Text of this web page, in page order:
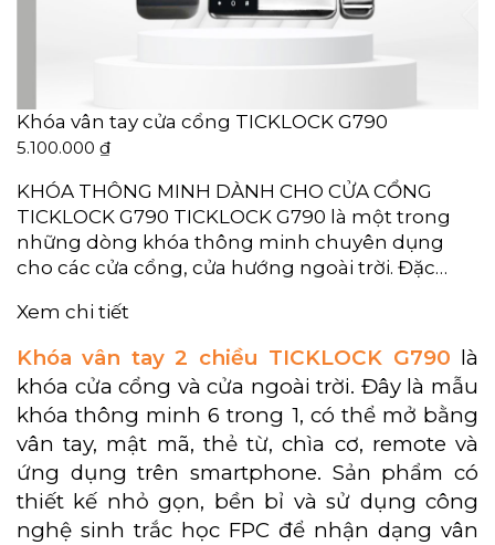
Khóa vân tay cửa cổng TICKLOCK G790
5.100.000 ₫
KHÓA THÔNG MINH DÀNH CHO CỬA CỔNG
TICKLOCK G790 TICKLOCK G790 là một trong
những dòng khóa thông minh chuyên dụng
cho các cửa cổng, cửa hướng ngoài trời. Đặc…
Xem chi tiết
Khóa vân tay 2 chiều TICKLOCK G790 là
khóa cửa cổng và cửa ngoài trời. Đây là mẫu
khóa thông minh 6 trong 1, có thể mở bằng
vân tay, mật mã, thẻ từ, chìa cơ, remote và
ứng dụng trên smartphone. Sản phẩm có
thiết kế nhỏ gọn, bền bỉ và sử dụng công
nghệ sinh trắc học FPC để nhận dạng vân